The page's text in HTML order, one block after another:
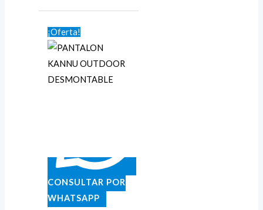
¡Oferta!
CONSULTAR POR
WHATSAPP
de
precios:
desde
$44.900